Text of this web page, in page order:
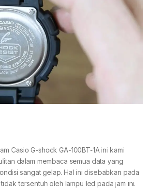
Casio G-shock GA-100BT-1A ini kami
dalam membaca semua data yang
sangat gelap. Hal ini disebabkan pada
tersentuh oleh lampu led pada jam ini.